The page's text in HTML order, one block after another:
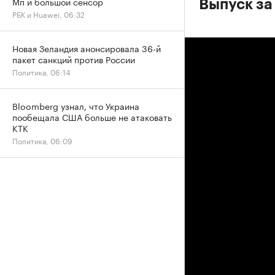
Выпуск
РБК и Huawei, 06:32
Новая Зеландия анонсировала 36-й
пакет санкций против России
Политика, 06:14
Bloomberg узнал, что Украина
пообещала США больше не атаковать
КТК
Политика, 06:09